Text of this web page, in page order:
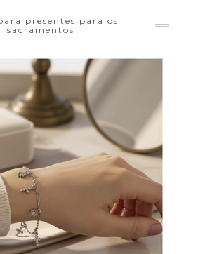
presentes para os
sacramentos